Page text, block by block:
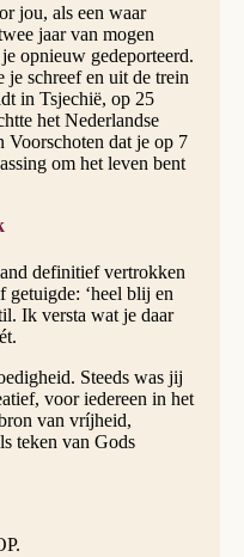
jou, als een waar
jaar van mogen
opnieuw gedeporteerd.
je schreef en uit de trein
in Tsjechië, op 25
het Nederlandse
Voorschoten dat je op 7
om het leven bent
definitief vertrokken
getuigde: ‘heel blij en
Ik versta wat je daar
Steeds was jij
voor iedereen in het
van vríjheid,
teken van Gods